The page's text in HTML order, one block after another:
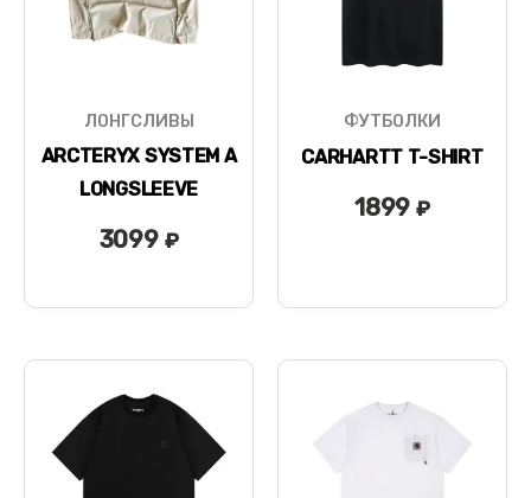
ЛОНГСЛИВЫ
ARCTERYX SYSTEM A
LONGSLEEVE
3099 ₽
ФУТБОЛКИ
CARHARTT T-SHIRT
1899₽